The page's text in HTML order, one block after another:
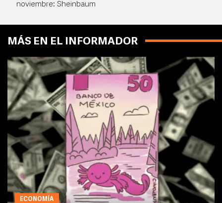
noviembre: Sheinbaum
MÁS EN EL INFORMADOR
ECONOMÍA